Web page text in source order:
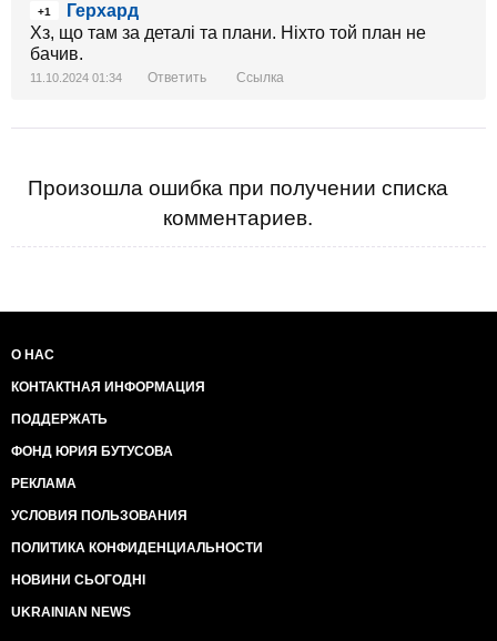
+1
Герхард
Хз, що там за деталі та плани. Ніхто той план не
бачив.
11.10.2024 01:34 Ответить Ссылка
Произошла ошибка при получении списка
комментариев.
О НАС
КОНТАКТНАЯ ИНФОРМАЦИЯ
ПОДДЕРЖАТЬ
ФОНД ЮРИЯ БУТУСОВА
РЕКЛАМА
УСЛОВИЯ ПОЛЬЗОВАНИЯ
ПОЛИТИКА КОНФИДЕНЦИАЛЬНОСТИ
НОВИНИ СЬОГОДНІ
UKRAINIAN NEWS